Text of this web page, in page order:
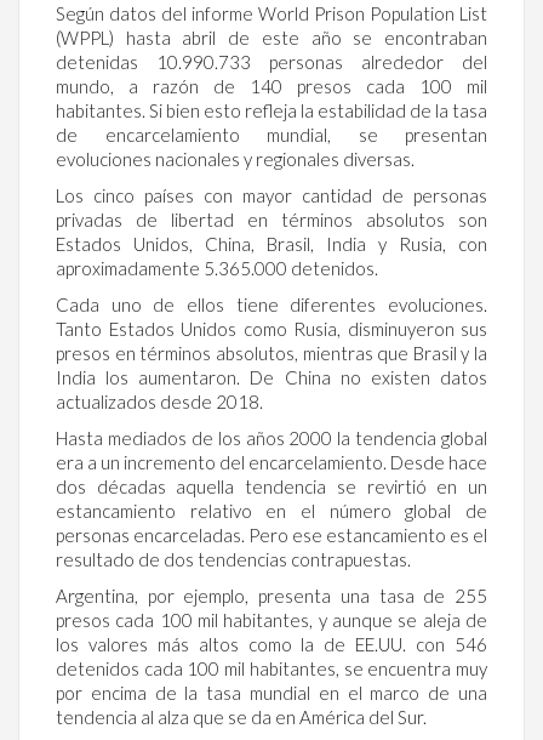
Según datos del informe World Prison Population List
(WPPL) hasta abril de este año se encontraban
detenidas 10.990.733 personas alrededor del
mundo, a razón de 140 presos cada 100 mil
habitantes. Si bien esto refleja la estabilidad de la tasa
de encarcelamiento mundial, se presentan
evoluciones nacionales y regionales diversas.
Los cinco países con mayor cantidad de personas
privadas de libertad en términos absolutos son
Estados Unidos, China, Brasil, India y Rusia, con
aproximadamente 5.365.000 detenidos.
Cada uno de ellos tiene diferentes evoluciones.
Tanto Estados Unidos como Rusia, disminuyeron sus
presos en términos absolutos, mientras que Brasil y la
India los aumentaron. De China no existen datos
actualizados desde 2018.
Hasta mediados de los años 2000 la tendencia global
era a un incremento del encarcelamiento. Desde hace
dos décadas aquella tendencia se revirtió en un
estancamiento relativo en el número global de
personas encarceladas. Pero ese estancamiento es el
resultado de dos tendencias contrapuestas.
Argentina, por ejemplo, presenta una tasa de 255
presos cada 100 mil habitantes, y aunque se aleja de
los valores más altos como la de EE.UU. con 546
detenidos cada 100 mil habitantes, se encuentra muy
por encima de la tasa mundial en el marco de una
tendencia al alza que se da en América del Sur.